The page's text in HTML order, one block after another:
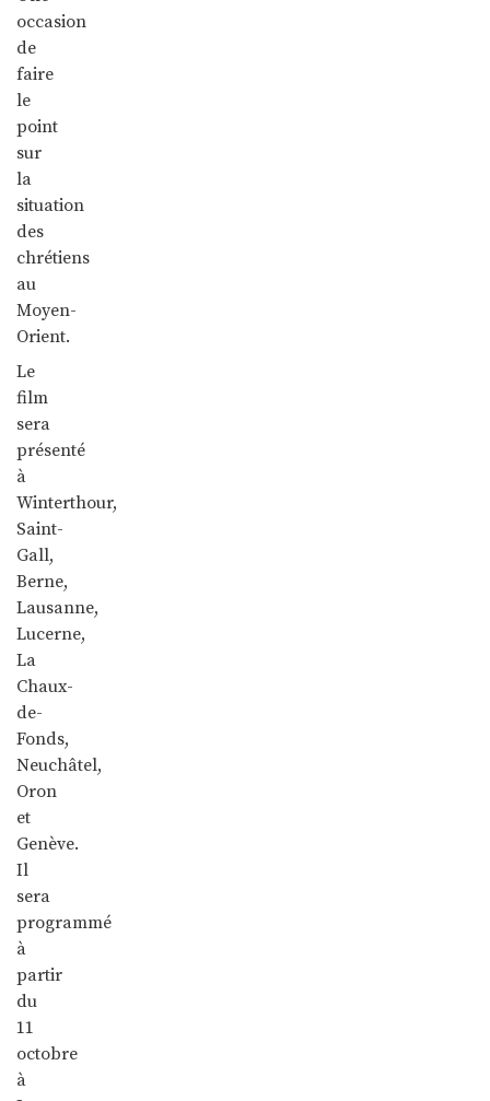
occasion
de
faire
le
point
sur
la
situation
des
chrétiens
au
Moyen-
Orient.
Le
film
sera
présenté
à
Winterthour,
Saint-
Gall,
Berne,
Lausanne,
Lucerne,
La
Chaux-
de-
Fonds,
Neuchâtel,
Oron
et
Genève.
Il
sera
programmé
à
partir
du
11
octobre
à